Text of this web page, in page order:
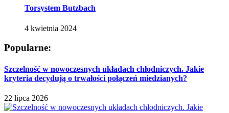
Torsystem Butzbach
4 kwietnia 2024
Popularne:
Szczelność w nowoczesnych układach chłodniczych. Jakie
kryteria decydują o trwałości połączeń miedzianych?
22 lipca 2026